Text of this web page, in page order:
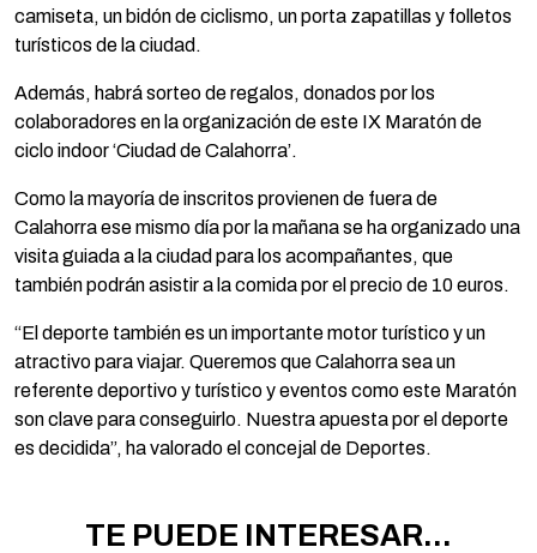
camiseta, un bidón de ciclismo, un porta zapatillas y folletos
turísticos de la ciudad.
Además, habrá sorteo de regalos, donados por los
colaboradores en la organización de este IX Maratón de
ciclo indoor ‘Ciudad de Calahorra’.
Como la mayoría de inscritos provienen de fuera de
Calahorra ese mismo día por la mañana se ha organizado una
visita guiada a la ciudad para los acompañantes, que
también podrán asistir a la comida por el precio de 10 euros.
“El deporte también es un importante motor turístico y un
atractivo para viajar. Queremos que Calahorra sea un
referente deportivo y turístico y eventos como este Maratón
son clave para conseguirlo. Nuestra apuesta por el deporte
es decidida”, ha valorado el concejal de Deportes.
TE PUEDE INTERESAR...